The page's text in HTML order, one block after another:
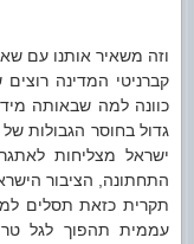
וזה משאיר אותנו עם
קברניטי המדינה
כוונה למה שבאותה
גדול בחוסר הגבולות
ישראל מצליחות
התחתונה, הציבור
תקרית כזאת תסלים
עממית תהפוך לגל